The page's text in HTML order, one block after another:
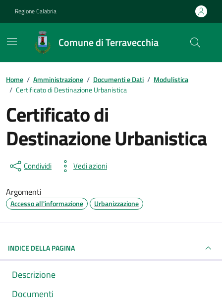
Regione Calabria
Comune di Terravecchia
Home / Amministrazione / Documenti e Dati / Modulistica
/ Certificato di Destinazione Urbanistica
Certificato di
Destinazione Urbanistica
Dettagli del documento
Condividi Vedi azioni
Argomenti
Accesso all'informazione Urbanizzazione
INDICE DELLA PAGINA
Descrizione
Documenti